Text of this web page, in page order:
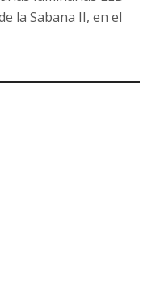
la Sabana II, en el